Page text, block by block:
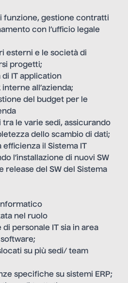
funzione, gestione contratti
con l’ufficio legale
esterni e le società di
progetti;
IT application
all’azienda;
del budget per le
tra le varie sedi, assicurando
dello scambio di dati;
il Sistema IT
l’installazione di nuovi SW
release del SW del Sistema
nel ruolo
personale IT sia in area
su più sedi/ team
specifiche su sistemi ERP;